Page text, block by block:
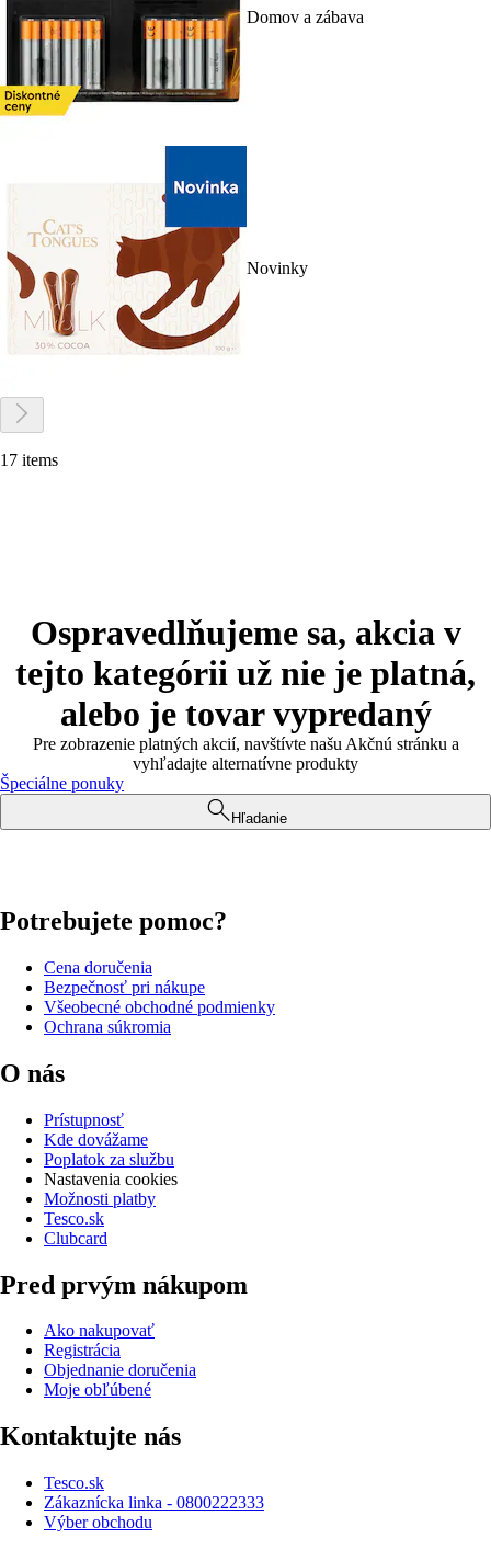
Domov a zábava
Novinky
17 items
Ospravedlňujeme sa, akcia v
tejto kategórii už nie je platná,
alebo je tovar vypredaný
Pre zobrazenie platných akcií, navštívte našu Akčnú stránku a
vyhľadajte alternatívne produkty
Špeciálne ponuky
Hľadanie
Potrebujete pomoc?
Cena doručenia
Bezpečnosť pri nákupe
Všeobecné obchodné podmienky
Ochrana súkromia
O nás
Prístupnosť
Kde dovážame
Poplatok za službu
Nastavenia cookies
Možnosti platby
Tesco.sk
Clubcard
Pred prvým nákupom
Ako nakupovať
Registrácia
Objednanie doručenia
Moje obľúbené
Kontaktujte nás
Tesco.sk
Zákaznícka linka - 0800222333
Výber obchodu